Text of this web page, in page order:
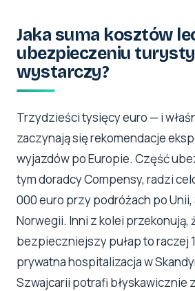
Jaka suma kosztów
ubezpieczeniu
wystarczy?
Trzydzieści tysięcy euro — i
zaczynają się rekomendacje
wyjazdów po Europie. Część
tym doradcy Compensy, radzi
000 euro przy podróżach po
Norwegii. Inni z kolei przekonują,
bezpieczniejszy pułap to raczej
prywatna hospitalizacja w
Szwajcarii potrafi błyskawicznie